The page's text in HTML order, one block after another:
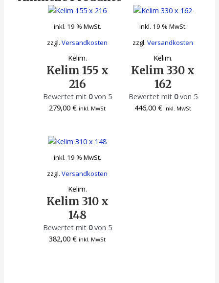
inkl. 19 % MwSt.
zzgl.Versandkosten
Kelim.
Kelim 155 x
216
Bewertet mit 0von 5
279,00€ inkl. MwSt
inkl. 19 % MwSt.
zzgl.Versandkosten
Kelim.
Kelim 330 x
162
Bewertet mit 0von 5
446,00€ inkl. MwSt
inkl. 19 % MwSt.
zzgl.Versandkosten
Kelim.
Kelim 310 x
148
Bewertet mit 0von 5
382,00€ inkl. MwSt